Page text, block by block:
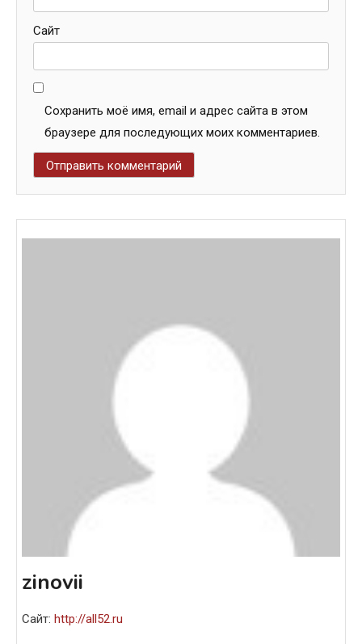
Сайт
Сохранить моё имя, email и адрес сайта в этом
браузере для последующих моих комментариев.
zinovii
Сайт: http://all52.ru